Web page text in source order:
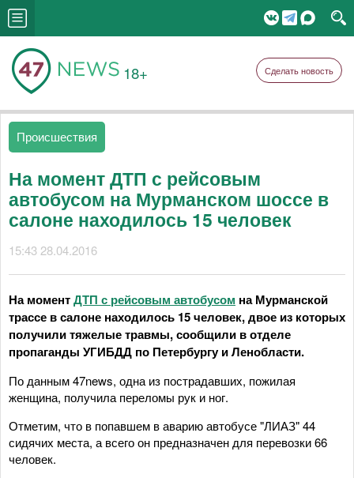
18+ Сделать новость
Происшествия
На момент ДТП с рейсовым
автобусом на Мурманском шоссе в
салоне находилось 15 человек
15:43 28.04.2016
На моментДТП с рейсовым автобусом на Мурманской
трассе в салоне находилось 15 человек, двое из которых
получили тяжелые травмы, сообщили в отделе
пропаганды УГИБДД по Петербургу и Ленобласти.
По данным 47news, одна из пострадавших, пожилая
женщина, получила переломы рук и ног.
Отметим, что в попавшем в аварию автобусе "ЛИАЗ" 44
сидячих места, а всего он предназначен для перевозки 66
человек.